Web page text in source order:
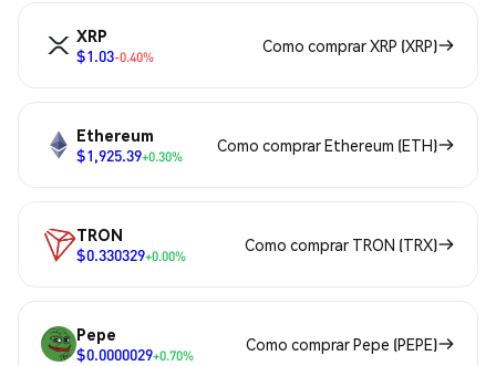
XRP
$1.03-0.40%
Como comprar XRP (XRP)
Ethereum
$1,925.39+0.30%
Como comprar Ethereum (ETH)
TRON
$0.330329+0.00%
Como comprar TRON (TRX)
Pepe
$0.0000029+0.70%
Como comprar Pepe (PEPE)